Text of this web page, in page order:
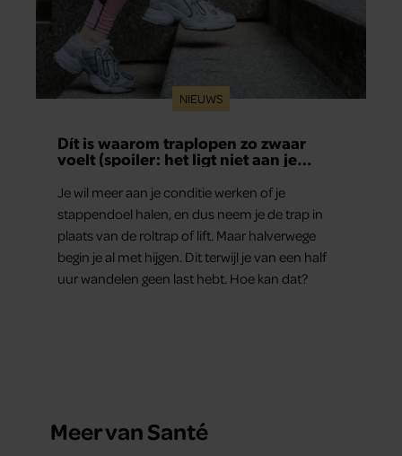
NIEUWS
Dít is waarom traplopen zo zwaar
voelt (spoiler: het ligt niet aan je
Je wil meer aan je conditie werken of je
stappendoel halen, en dus neem je de trap in
plaats van de roltrap of lift. Maar halverwege
begin je al met hijgen. Dit terwijl je van een half
uur wandelen geen last hebt. Hoe kan dat?
Meer van Santé